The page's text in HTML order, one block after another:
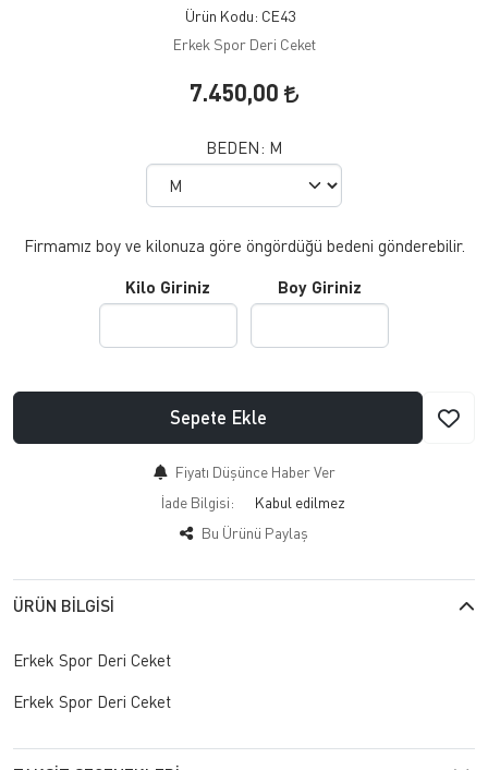
Ürün Kodu: CE43
Erkek Spor Deri Ceket
7.450,00
BEDEN: M
Firmamız boy ve kilonuza göre öngördüğü bedeni gönderebilir.
Kilo Giriniz Boy Giriniz
Sepete Ekle
Fiyatı Düşünce Haber Ver
İade Bilgisi:
Bu Ürünü Paylaş
ÜRÜN BILGISI
Erkek Spor Deri Ceket
Erkek Spor Deri Ceket